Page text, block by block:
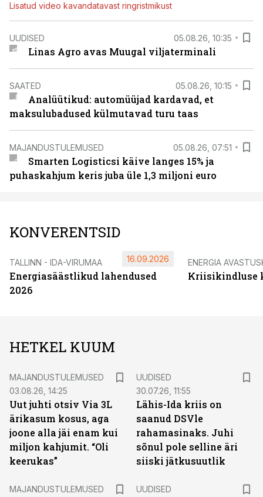
Lisatud video kavandatavast ringristmikust
UUDISED 05.08.26, 10:35
Linas Agro avas Muugal viljaterminali
SAATED 05.08.26, 10:15
Analüütikud: automüüjad kardavad, et
maksulubadused külmutavad turu taas
MAJANDUSTULEMUSED 05.08.26, 07:51
Smarten Logisticsi käive langes 15% ja
puhaskahjum keris juba üle 1,3 miljoni euro
KONVERENTSID
TALLINN - IDA-VIRUMAA
Energiasäästlikud lahendused
2026
16.09.2026 ENERGIA
Kriisikindluse
HETKEL KUUM
MAJANDUSTULEMUSED
03.08.26, 14:25
Uut juhti otsiv Via 3L
ärikasum kosus, aga
joone alla jäi enam kui
miljon kahjumit. “Oli
keerukas”
UUDISED
30.07.26, 11:55
Lähis-Ida kriis on
saanud DSVle
rahamasinaks. Juhi
sõnul pole selline äri
siiski jätkusuutlik
MAJANDUSTULEMUSED
UUDISED